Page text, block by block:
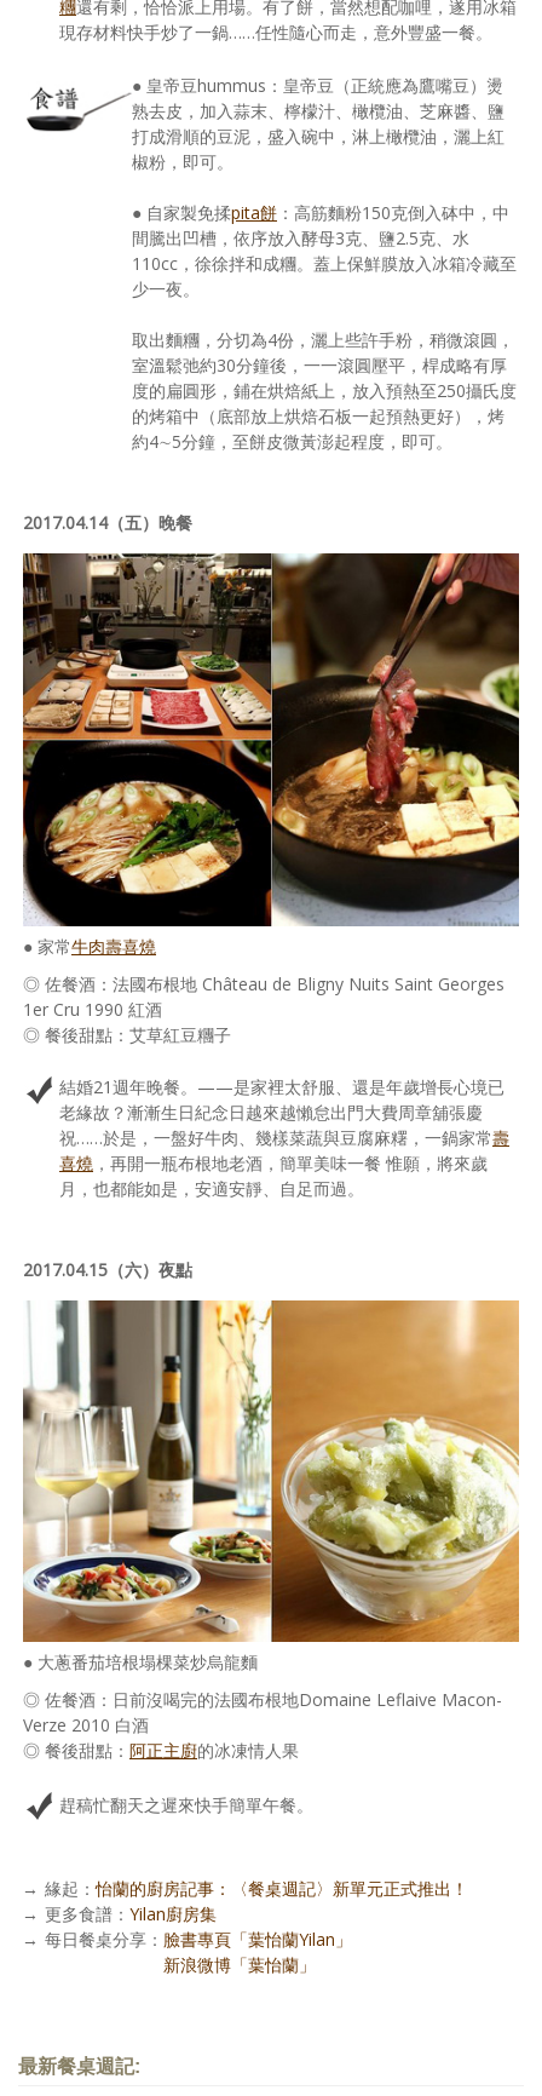
糰還有剩，恰恰派上用場。有了餅，當然想配咖哩，遂用冰箱
現存材料快手炒了一鍋……任性隨心而走，意外豐盛一餐。
● 皇帝豆hummus：皇帝豆（正統應為鷹嘴豆）燙
熟去皮，加入蒜末、檸檬汁、橄欖油、芝麻醬、鹽
打成滑順的豆泥，盛入碗中，淋上橄欖油，灑上紅
椒粉，即可。
● 自家製免揉pita餅 ：高筋麵粉150克倒入砵中，中
間騰出凹槽，依序放入酵母3克、鹽2.5克、水
110cc，徐徐拌和成糰。蓋上保鮮膜放入冰箱冷藏至
少一夜。
取出麵糰，分切為4份，灑上些許手粉，稍微滾圓，
室溫鬆弛約30分鐘後，一一滾圓壓平，桿成略有厚
度的扁圓形，鋪在烘焙紙上，放入預熱至250攝氏度
的烤箱中（底部放上烘焙石板一起預熱更好），烤
約4∼5分鐘，至餅皮微黃澎起程度，即可。
2017.04.14（五）晚餐
● 家常牛肉壽喜燒
◎ 佐餐酒：法國布根地 Château de Bligny Nuits Saint Georges
1er Cru 1990 紅酒
◎ 餐後甜點：艾草紅豆糰子
結婚21週年晚餐。——是家裡太舒服、還是年歲增長心境已
老緣故？漸漸生日紀念日越來越懶怠出門大費周章舖張慶
祝……於是，一盤好牛肉、幾樣菜蔬與豆腐麻糬，一鍋家常壽
喜燒 ，再開一瓶布根地老酒，簡單美味一餐 惟願，將來歲
月，也都能如是，安適安靜、自足而過。
2017.04.15（六）夜點
● 大蔥番茄培根塌棵菜炒烏龍麵
◎ 佐餐酒：日前沒喝完的法國布根地Domaine Leflaive Macon-
Verze 2010 白酒
◎ 餐後甜點： 阿正主廚的冰凍情人果
趕稿忙翻天之遲來快手簡單午餐。
→ 緣起：怡蘭的廚房記事：〈餐桌週記〉新單元正式推出！
→ 更多食譜： Yilan廚房集
→ 每日餐桌分享： 臉書專頁「葉怡蘭Yilan」
新浪微博「葉怡蘭」
最新餐桌週記: